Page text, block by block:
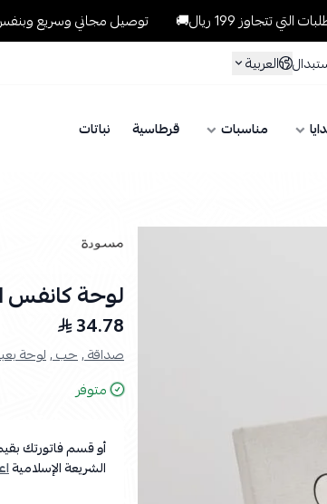
199 ريال🚚 توصيل مجاني وسريع وبنفس اليوم
العربية
مناسبات قرطاسية نباتات
لوحة كانفس
34.78
صداقة ,حب ,لوحة
متوفر
أو قسم فاتورتك
الشريعة الإسلامية